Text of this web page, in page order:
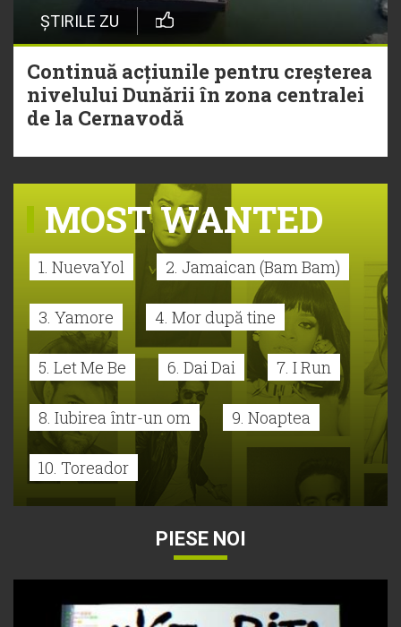
ȘTIRILE ZU
Continuă acțiunile pentru creșterea
nivelului Dunării în zona centralei
de la Cernavodă
MOST WANTED
1. NuevaYol 2. Jamaican (Bam Bam)
3. Yamore 4. Mor după tine
5. Let Me Be 6. Dai Dai 7. I Run
8. Iubirea într-un om 9. Noaptea
10. Toreador
PIESE NOI